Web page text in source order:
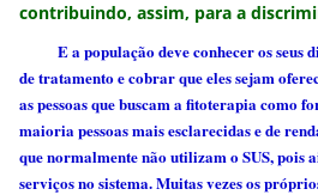
contribuindo, assim, para a
E a população deve conhecer os seus
de tratamento e cobrar que eles sejam
as pessoas que buscam a fitoterapia como
maioria pessoas mais esclarecidas e de
que normalmente não utilizam o SUS, pois
serviços no sistema. Muitas vezes os